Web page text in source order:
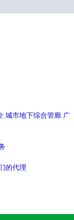
城市地下综合管廊 广
的代理